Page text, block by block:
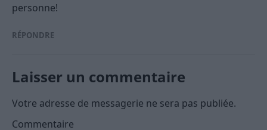
personne!
RÉPONDRE
Laisser un commentaire
Votre adresse de messagerie ne sera pas publiée.
Commentaire